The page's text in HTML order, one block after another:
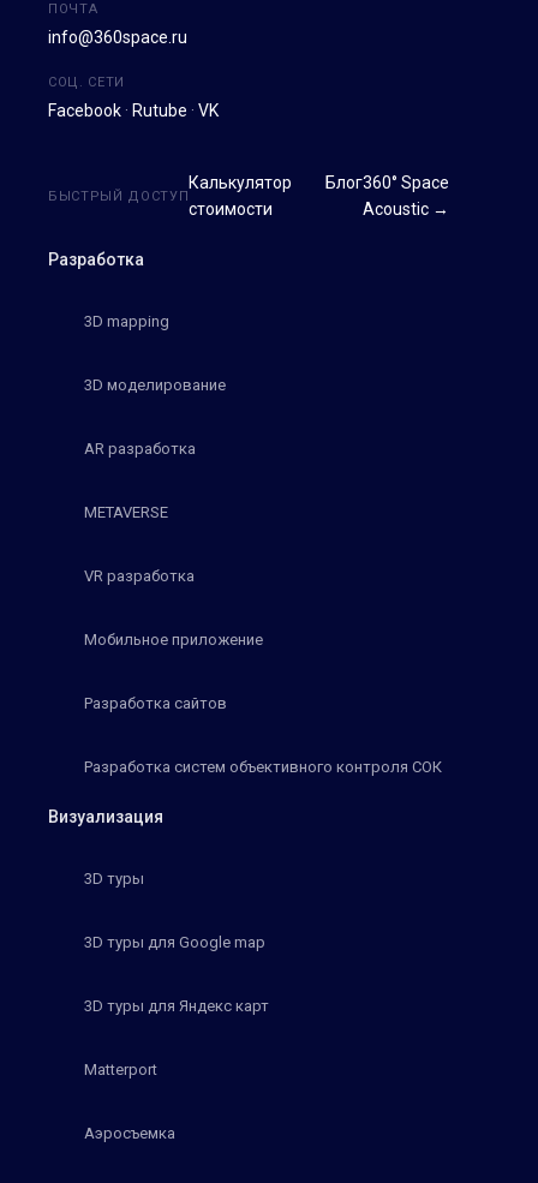
ПОЧТА
info@360space.ru
СОЦ. СЕТИ
Facebook · Rutube · VK
Разработка
3D mapping
3D моделирование
AR разработка
METAVERSE
VR разработка
Мобильное приложение
Разработка сайтов
Разработка систем объективного контроля СОК
Визуализация
3D туры
3D туры для Google map
3D туры для Яндекс карт
Matterport
Аэросъемка
БЫСТРЫЙ ДОСТУП
Калькулятор
стоимости
Блог360° Space
Acoustic →